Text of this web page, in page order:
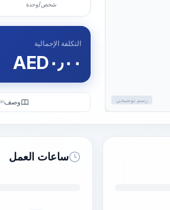
رسم توضيحي
شخص/وحدة
التكلفة الإجمالية
AED٠٫٠٠
وصفKI
ساعات العمل